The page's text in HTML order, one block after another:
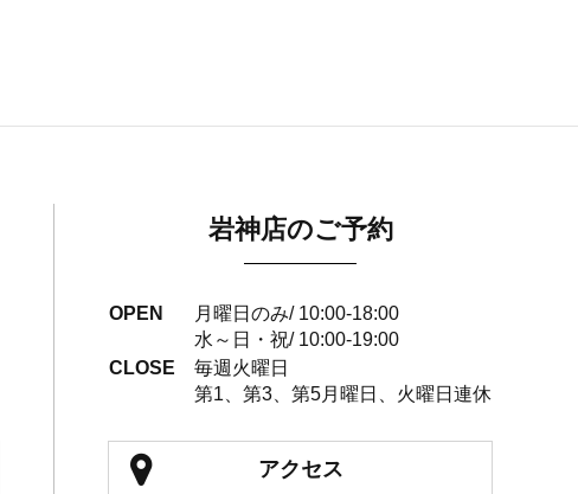
岩神店のご予約
OPEN
月曜日のみ/ 10:00-18:00
水～日・祝/ 10:00-19:00
CLOSE
毎週火曜日
第1、第3、第5月曜日、火曜日連休
アクセス